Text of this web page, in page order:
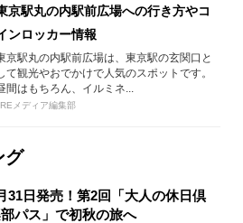
京駅丸の内駅前広場への行き方やコ
ンロッカー情報
京駅丸の内駅前広場は、東京駅の玄関口と
て観光やおでかけで人気のスポットです。
間はもちろん、イルミネ...
メディア編集部
グ
31日発売！第2回「大人の休日倶
パス」で初秋の旅へ